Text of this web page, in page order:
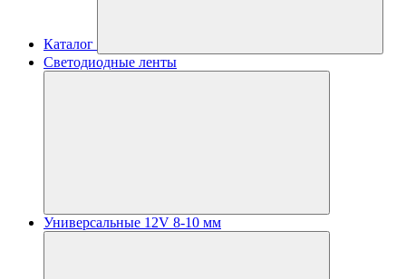
Каталог
Светодиодные ленты
Универсальные 12V 8-10 мм